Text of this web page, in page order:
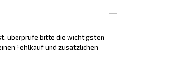
überprüfe bitte die wichtigsten
Fehlkauf und zusätzlichen